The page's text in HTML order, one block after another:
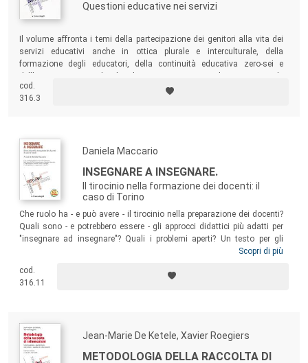
accoglierà avranno come caratteristica auspicata non sono
quella di dare indicazioni ma quella di presentare nuovi
problemi, nuove istanze, nuove attenzioni didattiche;
proponendosi non solo con finalità divulgative ma
accettando di presentarsi come ipotesi di ricerca che
sappiano dare forza a circoli virtuosi di idee, scelte
Ogni volume pubblicato è sottoposto a double blind peer
review.
Questioni educative nei servizi
Il volume affronta i temi della partecipazione dei genitori alla vita dei
servizi educativi anche in ottica plurale e interculturale, della
formazione degli educatori, della continuità educativa zero-sei e
intrecciandoli a questioni inedite quali l’ingresso anticipato alla scuola
dell’infanzia e le sezioni primavera e i nidi in azienda e in università.
cod.
316.3
Daniela Maccario
INSEGNARE A INSEGNARE.
Il tirocinio nella formazione dei docenti: il
caso di Torino
Che ruolo ha - e può avere - il tirocinio nella preparazione dei docenti?
Quali sono - e potrebbero essere - gli approcci didattici più adatti per
"insegnare ad insegnare"? Quali i problemi aperti? Un testo per gli
studiosi di ambito pedagogico-didattico e per coloro che hanno
formazione iniziale dei docenti, con particolare riferimento alle figure
tutoriali previste dalla normativa vigente.
Scopri di più
cod.
316.11
Jean-Marie De Ketele, Xavier Roegiers
METODOLOGIA DELLA RACCOLTA DI